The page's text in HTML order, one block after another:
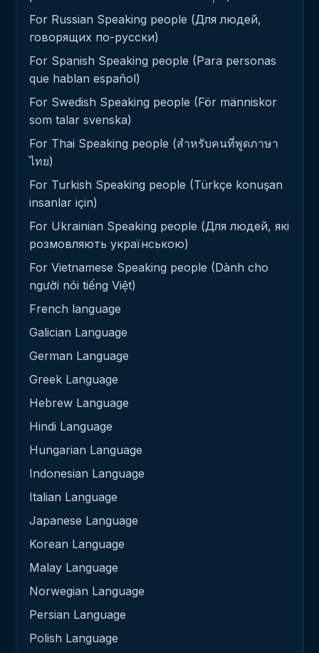
For Russian Speaking people (Для людей,
говорящих по-русски)
For Spanish Speaking people (Para personas
que hablan español)
For Swedish Speaking people (För människor
som talar svenska)
For Thai Speaking people (สำหรับคนที่พูดภาษา
ไทย)
For Turkish Speaking people (Türkçe konuşan
insanlar için)
For Ukrainian Speaking people (Для людей, які
розмовляють українською)
For Vietnamese Speaking people (Dành cho
người nói tiếng Việt)
French language
Galician Language
German Language
Greek Language
Hebrew Language
Hindi Language
Hungarian Language
Indonesian Language
Italian Language
Japanese Language
Korean Language
Malay Language
Norwegian Language
Persian Language
Polish Language